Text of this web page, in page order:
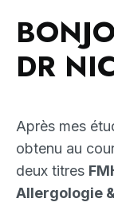
DR
Après mes
obtenu au
deux titres
Allergologie